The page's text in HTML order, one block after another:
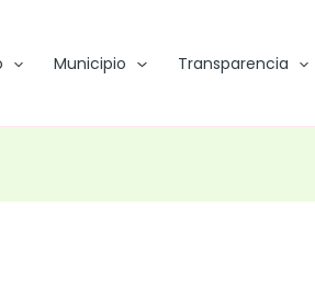
Municipio Transparencia